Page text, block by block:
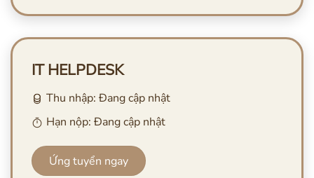
IT HELPDESK
Thu nhập: Đang cập nhật
Hạn nộp: Đang cập nhật
Ứng tuyển ngay